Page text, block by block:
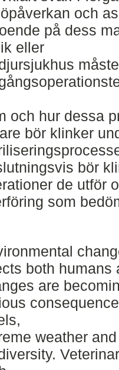
och
på dess
eller
och hur dessa
bör klinker
bör
de utför
som
both humans
are
weather